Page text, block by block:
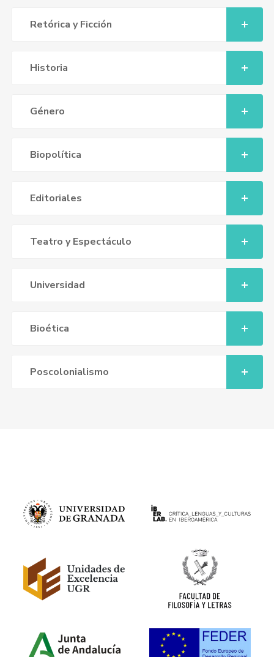
Retórica y Ficción
Historia
Género
Biopolítica
Editoriales
Teatro y Espectáculo
Universidad
Bioética
Poscolonialismo